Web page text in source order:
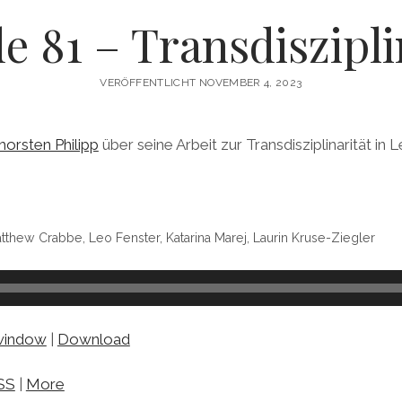
81 –
VERÖFFENTLICHT NOVEMBER 4, 2023
Philipp über seine Arbeit zur Transdisziplinarität in
Crabbe, Leo Fenster, Katarina Marej, Laurin Kruse-Ziegler
| Download
| More